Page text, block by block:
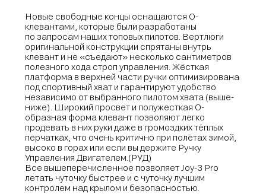
Новые свободные концы оснащаются О-
клевантами, которые были разработаны
по запросам наших топовых пилотов. Вертлюги
оригинальной конструкции спрятаны внутрь
клевант и не «съедают» несколько сантиметров
полезного хода строп управления. Жёсткая
платформа в верхней части ручки оптимизирована
под спортивный хват и гарантируют удобство
независимо от выбранного пилотом хвата (выше-
ниже). Широкий просвет и полужесткая О-
образная форма клевант позволяют легко
продевать в них руки даже в громоздких тёплых
перчатках, что очень критично при полётах зимой,
высоко в горах или если вы держите Ручку
Управления Двигателем.(РУД)
Все вышеперечисленное позволяет Joy-3 Pro
летать чуточку быстрее и с чуточку лучшим
контролем над крылом и безопасностью.